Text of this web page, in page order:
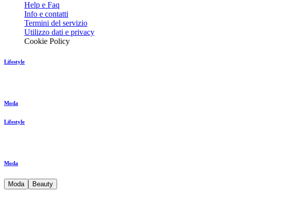
Help e Faq
Info e contatti
Termini del servizio
Utilizzo dati e privacy
Cookie Policy
Lifestyle
Moda
Lifestyle
Moda
Moda Beauty